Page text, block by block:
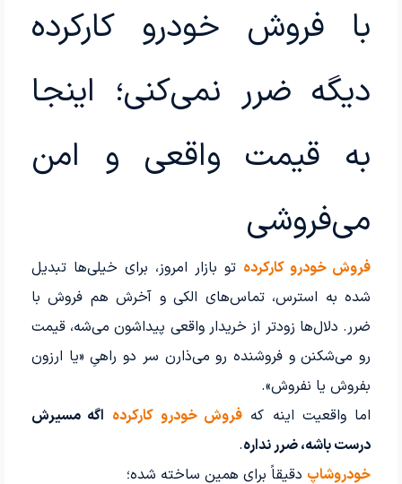
با فروش خودرو کارکرده
دیگه ضرر نمی‌کنی؛ اینجا
به قیمت واقعی و امن
می‌فروشی
فروش خودرو کارکرده تو بازار امروز، برای خیلی‌ها تبدیل
شده به استرس، تماس‌های الکی و آخرش هم فروش با
ضرر. دلال‌ها زودتر از خریدار واقعی پیداشون می‌شه، قیمت
رو می‌شکنن و فروشنده رو می‌ذارن سر دو راهیِ «یا ارزون
بفروش یا نفروش».
اما واقعیت اینه که فروش خودرو کارکرده اگه مسیرش
درست باشه، ضرر نداره.
خودروشاپ دقیقاً برای همین ساخته شده؛